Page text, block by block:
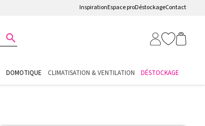
InspirationEspace proDéstockageContact

DOMOTIQUE CLIMATISATION & VENTILATION DÉSTOCKAGE